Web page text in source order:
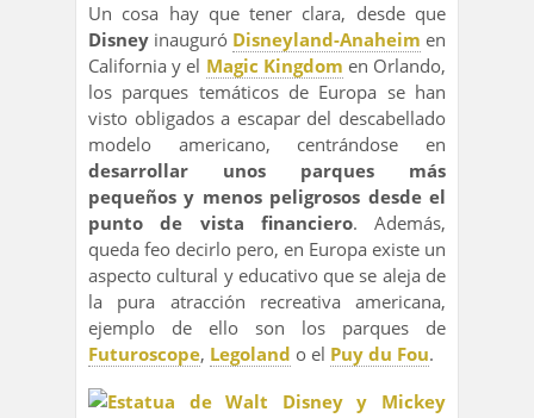
Un cosa hay que tener clara, desde que
Disney inauguró Disneyland-Anaheim en
California y el Magic Kingdom en Orlando,
los parques temáticos de Europa se han
visto obligados a escapar del descabellado
modelo americano, centrándose en
desarrollar unos parques más
pequeños y menos peligrosos desde el
punto de vista financiero. Además,
queda feo decirlo pero, en Europa existe un
aspecto cultural y educativo que se aleja de
la pura atracción recreativa americana,
ejemplo de ello son los parques de
Futuroscope, Legoland o el Puy du Fou.